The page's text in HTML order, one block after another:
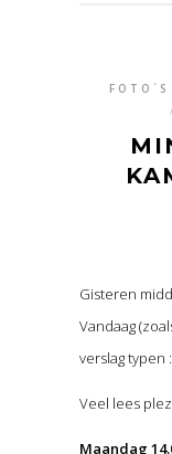
/
Gisteren
Vandaag
verslag typen
Veel lees
Maandag